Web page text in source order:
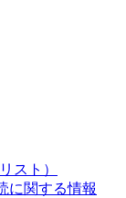
スト）
に関する情報